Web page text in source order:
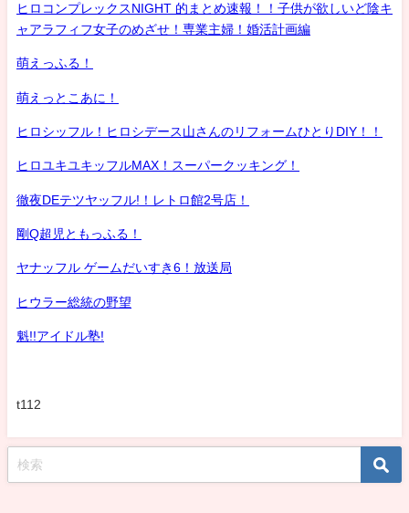
ヒロコンプレックスNIGHT 的まとめ速報！！子供が欲しいど陰キ
ャアラフィフ女子のめざせ！専業主婦！婚活計画編
萌えっふる！
萌えっとこあに！
ヒロシッフル！ヒロシデース山さんのリフォームひとりDIY！！
ヒロユキユキッフルMAX！スーパークッキング！
徹夜DEテツヤッフル!！レトロ館2号店！
剛Q超児ともっふる！
ヤナッフル ゲームだいすき6！放送局
ヒウラー総統の野望
魁!!アイドル塾!
t112